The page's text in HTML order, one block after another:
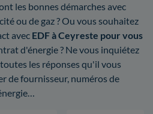
les bonnes démarches avec
ou de gaz ? Ou vous souhaitez
avec EDF à Ceyreste pour vous
d'énergie ? Ne vous inquiétez
les réponses qu'il vous
de fournisseur, numéros de